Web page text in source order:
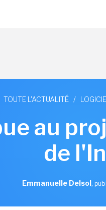
TOUTE L'ACTUALITÉ /
au
de
Emmanuelle Delsol,